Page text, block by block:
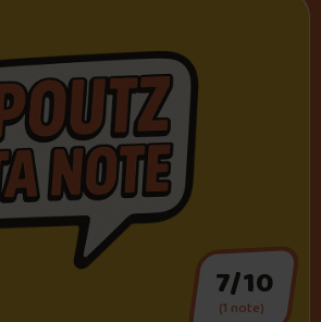
7/10
(1 note)